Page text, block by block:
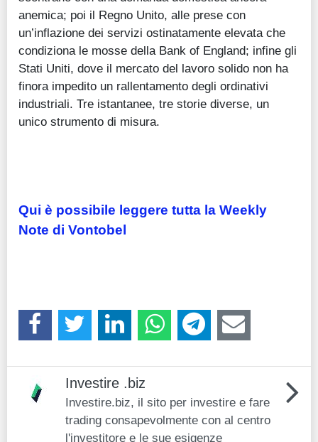
anemica; poi il Regno Unito, alle prese con
un’inflazione dei servizi ostinatamente elevata che
condiziona le mosse della Bank of England; infine gli
Stati Uniti, dove il mercato del lavoro solido non ha
finora impedito un rallentamento degli ordinativi
industriali. Tre istantanee, tre storie diverse, un
unico strumento di misura.
Qui è possibile leggere tutta la Weekly
Note di Vontobel
Investire .biz
Investire.biz, il sito per investire e fare
trading consapevolmente con al centro
l'investitore e le sue esigenze